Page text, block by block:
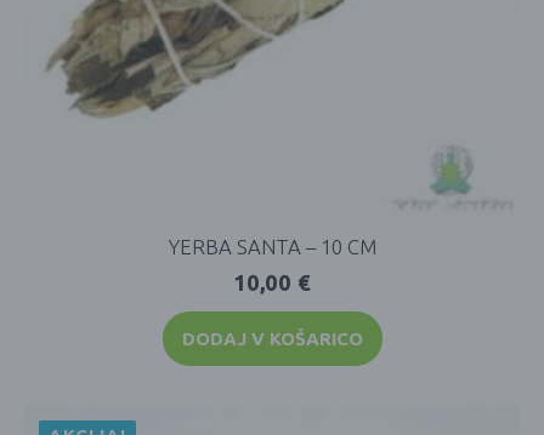
YERBA SANTA – 10 CM
10,00 €
DODAJ V KOŠARICO